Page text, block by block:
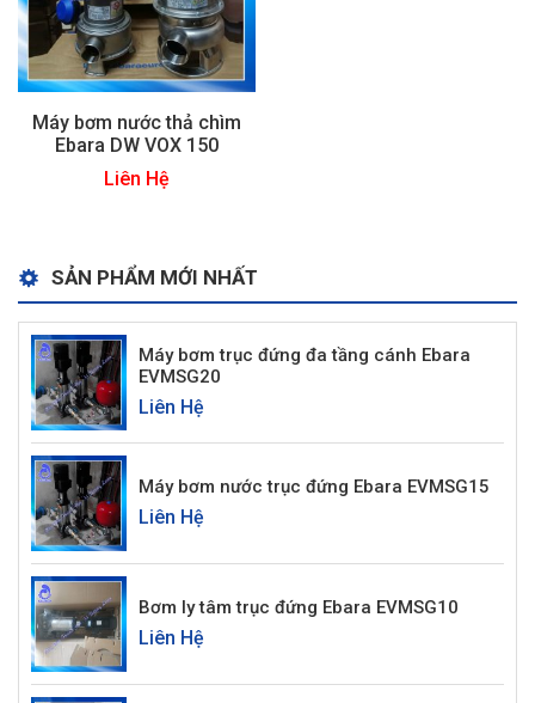
Máy bơm nước thả chìm
Ebara DW VOX 150
Liên Hệ
SẢN PHẨM MỚI NHẤT
Máy bơm trục đứng đa tầng cánh Ebara
EVMSG20
Liên Hệ
Máy bơm nước trục đứng Ebara EVMSG15
Liên Hệ
Bơm ly tâm trục đứng Ebara EVMSG10
Liên Hệ